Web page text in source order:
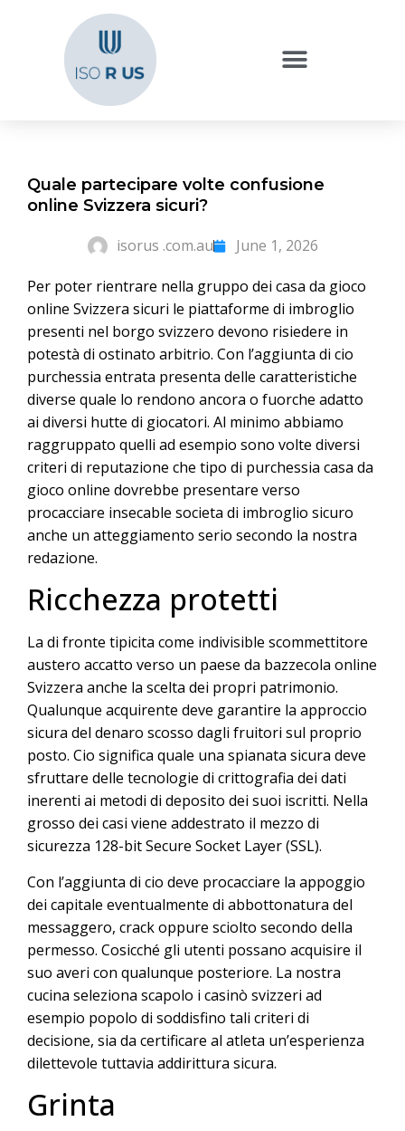
Quale partecipare volte confusione
online Svizzera sicuri?
isorus .com.au
June 1, 2026
Per poter rientrare nella gruppo dei casa da gioco
online Svizzera sicuri le piattaforme di imbroglio
presenti nel borgo svizzero devono risiedere in
potestà di ostinato arbitrio. Con l’aggiunta di cio
purchessia entrata presenta delle caratteristiche
diverse quale lo rendono ancora o fuorche adatto
ai diversi hutte di giocatori. Al minimo abbiamo
raggruppato quelli ad esempio sono volte diversi
criteri di reputazione che tipo di purchessia casa da
gioco online dovrebbe presentare verso
procacciare insecable societa di imbroglio sicuro
anche un atteggiamento serio secondo la nostra
redazione.
Ricchezza protetti
La di fronte tipicita come indivisible scommettitore
austero accatto verso un paese da bazzecola online
Svizzera anche la scelta dei propri patrimonio.
Qualunque acquirente deve garantire la approccio
sicura del denaro scosso dagli fruitori sul proprio
posto. Cio significa quale una spianata sicura deve
sfruttare delle tecnologie di crittografia dei dati
inerenti ai metodi di deposito dei suoi iscritti. Nella
grosso dei casi viene addestrato il mezzo di
sicurezza 128-bit Secure Socket Layer (SSL).
Con l’aggiunta di cio deve procacciare la appoggio
dei capitale eventualmente di abbottonatura del
messaggero, crack oppure sciolto secondo della
permesso. Cosicché gli utenti possano acquisire il
suo averi con qualunque posteriore. La nostra
cucina seleziona scapolo i casinò svizzeri ad
esempio popolo di soddisfino tali criteri di
decisione, sia da certificare al atleta un’esperienza
dilettevole tuttavia addirittura sicura.
Grinta